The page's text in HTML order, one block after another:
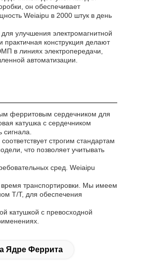
он обеспечивает
Weiaipu в 2000 штук в день
улучшения электромагнитной
конструкция делают
в линиях электропередачи,
автоматизации.
ферритовым сердечником для
катушка с сердечником
строгим стандартам
что позволяет учитывать
сред. Weiaipu
время транспортировки. Мы имеем
T/T, для обеспечения
катушкой с превосходной
Ядре Феррита